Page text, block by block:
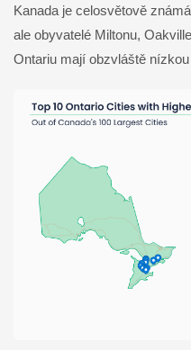
Kanada je celosvětově
ale obyvatelé Miltonu,
Ontariu mají obzvláště